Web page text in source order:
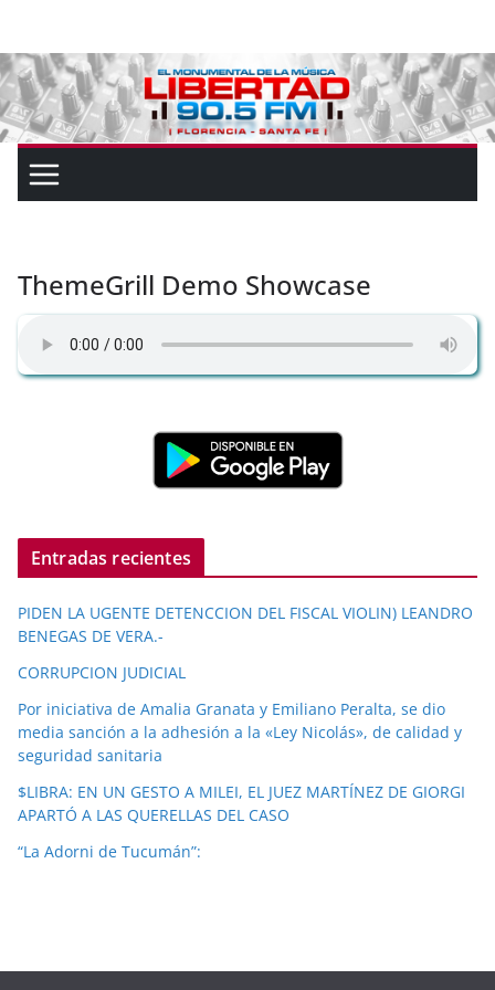
ThemeGrill Demo Showcase
Entradas recientes
PIDEN LA UGENTE DETENCCION DEL FISCAL VIOLIN) LEANDRO
BENEGAS DE VERA.-
CORRUPCION JUDICIAL
Por iniciativa de Amalia Granata y Emiliano Peralta, se dio
media sanción a la adhesión a la «Ley Nicolás», de calidad y
seguridad sanitaria
$LIBRA: EN UN GESTO A MILEI, EL JUEZ MARTÍNEZ DE GIORGI
APARTÓ A LAS QUERELLAS DEL CASO
“La Adorni de Tucumán”: